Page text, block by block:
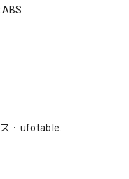
・ufotable.